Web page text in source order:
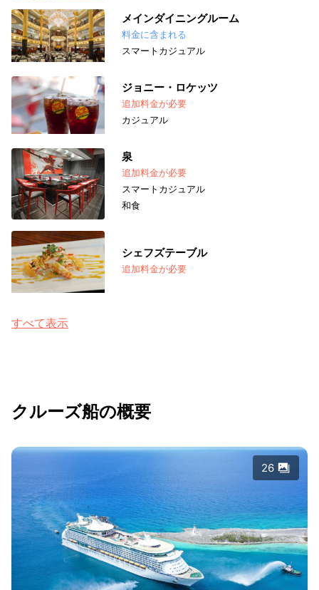
メインダイニングルーム
料金に含まれる
スマートカジュアル
ジョニー・ロケッツ
追加料金が必要
カジュアル
泉
追加料金が必要
スマートカジュアル
和食
シェフズテーブル
追加料金が必要
すべて表示
クルーズ船の概要
26